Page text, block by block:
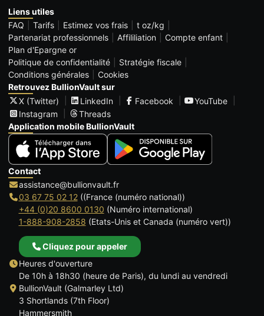
Liens utiles
FAQ
Tarifs Estimez vos frais
t oz/kg
Partenariat professionnels
Affililiation
Compte enfant
Plan d'Epargne or
Politique de confidentialité
Stratégie fiscale
Conditions générales
Cookies
Retrouvez BullionVault sur
X (Twitter)
LinkedIn Facebook
YouTube
Instagram
Threads
Application mobile BullionVault
Contact
assistance@bullionvault.fr
03 67 75 02 12((France (numéro national))
+44 (0)20 8600 0130 (Numéro international)
1-888-908-2858 (Etats-Unis et Canada (numéro vert))
Cliquez pour appeler
Heures d'ouverture
De 10h à 18h30 (heure de Paris), du lundi au vendredi
BullionVault (Galmarley Ltd)
3 Shortlands (7th Floor)
Hammersmith